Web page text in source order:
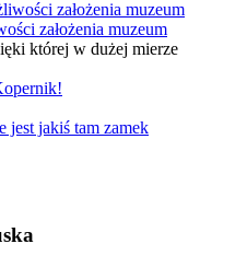
założenia muzeum
której w dużej mierze
jest jakiś tam zamek